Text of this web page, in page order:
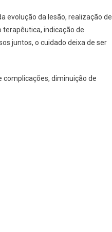
evolução da lesão, realização de
indicação de
juntos, o cuidado deixa de ser
diminuição de